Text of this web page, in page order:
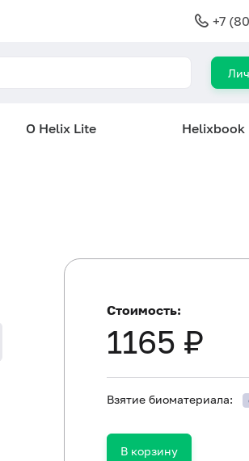
+7
О Helix Lite Helixbook
Исключить из рациона алкоголь
Исключить (по согласованию с
Стоимость:
1165 ₽
Взятие биоматериала:
В корзину